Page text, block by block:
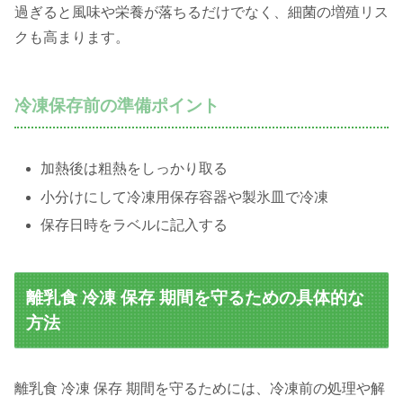
過ぎると風味や栄養が落ちるだけでなく、細菌の増殖リス
クも高まります。
冷凍保存前の準備ポイント
加熱後は粗熱をしっかり取る
小分けにして冷凍用保存容器や製氷皿で冷凍
保存日時をラベルに記入する
離乳食 冷凍 保存 期間を守るための具体的な
方法
離乳食 冷凍 保存 期間を守るためには、冷凍前の処理や解